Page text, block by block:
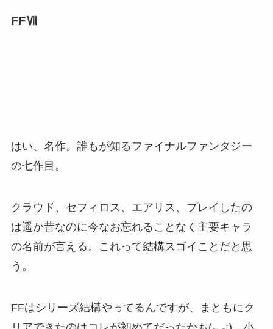
FFⅦ
はい、名作。誰もが知るファイナルファンタジー
の七作目。
クラウド、セフィロス、エアリス、プレイしたの
は遥か昔なのに今なお忘れることなく主要キャラ
の名前が言える。これって結構スゴイことだと思
う。
FFはシリーズ結構やってるんですが、まともにク